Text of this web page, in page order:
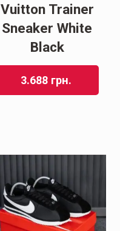
Vuitton Trainer
Sneaker White
Black
3.688 грн.